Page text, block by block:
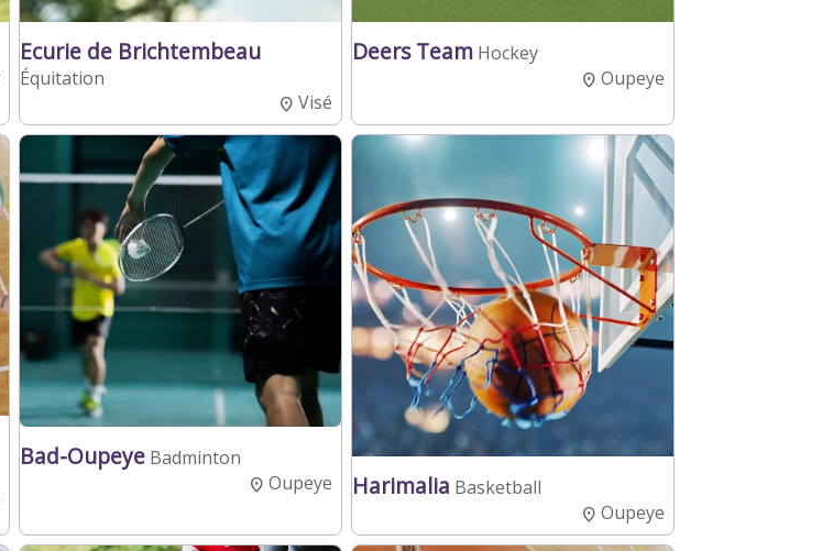
Ecurie de Brichtembeau
Équitation
Visé
Deers Team Hockey
Oupeye
Bad-Oupeye Badminton
Oupeye
Harimalia Basketball
Oupeye